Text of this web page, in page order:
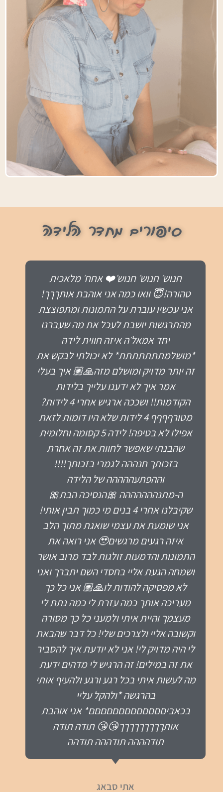
סיפורים מחדר הלידה
אחרי שלוש לידות שהרגשתי בהן חסרת
שליטה ומאוד מותשת, לידות שרק האל
יודע כמה היו קשות עם 2 וואקומים וקיסרי,
הגעתי אלייך עם רצון לחוויה אחרת אבל גם
עם הרבה ספק. מהרגע הראשון הרגשתי
שמישהו באמת רואה אותי ומקשיב לי.
בלידה עצמה עזרת לי להישאר בתנועה,
לנשום ולהאמין בגוף שלי – וזו הייתה הלידה
הראשונה שבה הרגשתי חזקה ומחוברת
למה שקורה אין לי עדיין מילים , אני עדיין
בחלום שזה קרה מי היה מאמין שעתיים
בחדר לידה פעם ראשונה לידה רביעית ללא
אפידורל וזה רק בזכותך חנוש תודה לאל
ששלח לי אותך אוהבת המוןן ❣️❣️
חני כהן